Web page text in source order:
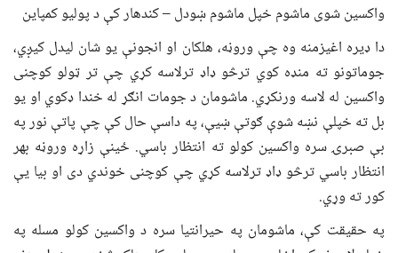
واکسین شوی ماشوم خپل ماشوم ښودل – کندهار کې د پولیو کمپاین
دا ډیره اغیزمنه وه چې وروڼه، هلکان او انجونې یو شان لیدل کیږي،
جوماتونو ته منډه کوي ترڅو ډاډ ترلاسه کړي چې تر ټولو کوچنی
واکسین له لاسه ورنکړي. ماشومان د جومات انګړ له خندا ډکوي او یو
بل ته خپلې نښه شوې ګوتې ښیې، په داسې حال کې چې پاتې نور په
بې صبرۍ سره واکسین کولو ته انتظار باسي. ځینې ​​زاړه وروڼه بهر
انتظار باسي ترڅو ډاډ ترلاسه کړي چې کوچنی خوندي دی او بیا یې
کور ته وړي.
په حقیقت کې، ماشومان په حیرانتیا سره د واکسین کولو مسله په